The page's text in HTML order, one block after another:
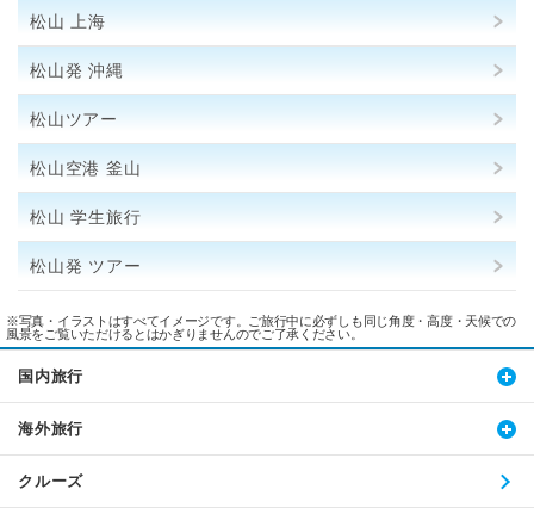
松山 上海
松山発 沖縄
松山ツアー
松山空港 釜山
松山 学生旅行
松山発 ツアー
※写真・イラストはすべてイメージです。ご旅行中に必ずしも同じ角度・高度・天候での
風景をご覧いただけるとはかぎりませんのでご了承ください。
国内旅行
海外旅行
クルーズ